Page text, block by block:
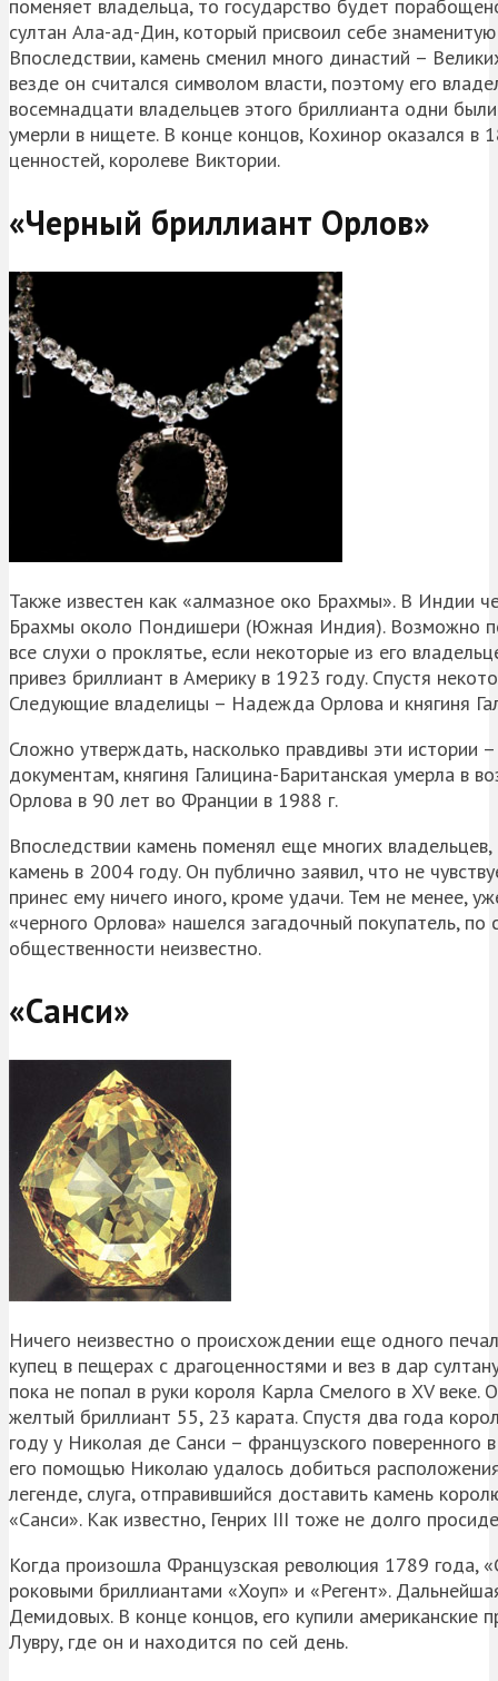
поменяет владельца, то государство будет
султан Ала-ад-Дин, который присвоил себе
Впоследствии, камень сменил много династий –
везде он считался символом власти, поэтому его
восемнадцати владельцев этого бриллианта одни
умерли в нищете. В конце концов, Кохинор оказался в
ценностей, королеве Виктории.
«Черный бриллиант Орлов»
Также известен как «алмазное око Брахмы». В Индии
Брахмы около Пондишери (Южная Индия). Возможно
все слухи о проклятье, если некоторые из его
привез бриллиант в Америку в 1923 году. Спустя
Следующие владелицы – Надежда Орлова и княгиня
Сложно утверждать, насколько правдивы эти истории
документам, княгиня Галицина-Баританская умерла
Орлова в 90 лет во Франции в 1988 г.
Впоследствии камень поменял еще многих
камень в 2004 году. Он публично заявил, что не
принес ему ничего иного, кроме удачи. Тем не менее,
«черного Орлова» нашелся загадочный покупатель,
общественности неизвестно.
«Санси»
Ничего неизвестно о происхождении еще одного
купец в пещерах с драгоценностями и вез в дар
пока не попал в руки короля Карла Смелого в XV
желтый бриллиант 55, 23 карата. Спустя два года
году у Николая де Санси – французского поверенного
его помощью Николаю удалось добиться
легенде, слуга, отправившийся доставить камень
«Санси». Как известно, Генрих III тоже не долго
Когда произошла Французская революция 1789 года,
роковыми бриллиантами «Хоуп» и «Регент».
Демидовых. В конце концов, его купили
Лувру, где он и находится по сей день.